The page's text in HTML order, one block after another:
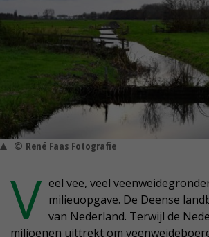
© René Faas Fotografie
V eel vee, veel
milieuopgave. De Deense
van Nederland. Terwijl de
miljoenen uittrekt om